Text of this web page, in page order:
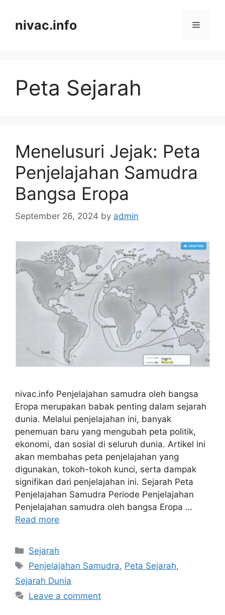
contentnivac.info Menu
Peta Sejarah
Menelusuri Jejak: Peta
Penjelajahan Samudra
Bangsa Eropa
September 26, 2024 by admin
nivac.info Penjelajahan samudra oleh bangsa
Eropa merupakan babak penting dalam sejarah
dunia. Melalui penjelajahan ini, banyak
penemuan baru yang mengubah peta politik,
ekonomi, dan sosial di seluruh dunia. Artikel ini
akan membahas peta penjelajahan yang
digunakan, tokoh-tokoh kunci, serta dampak
signifikan dari penjelajahan ini. Sejarah Peta
Penjelajahan Samudra Periode Penjelajahan
Penjelajahan samudra oleh bangsa Eropa …
Read more
Categories
Sejarah
Tags
Penjelajahan Samudra, Peta Sejarah,
Sejarah Dunia
Leave a comment